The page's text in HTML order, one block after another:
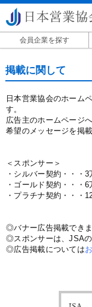
会員企業を探す
掲載に関して
日本営業協会のホーム
す。
広告主のホームページ
希望のメッセージを掲
＜スポンサー＞
・シルバー契約・・・3
・ゴールド契約・・・6
・プラチナ契約・・・
◎バナー広告掲載できま
◎スポンサーは、JSAの
◎広告掲載については